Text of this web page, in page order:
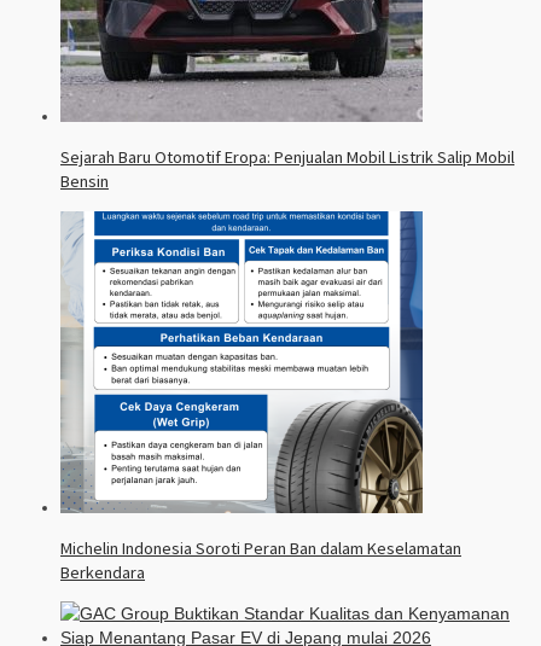
Sejarah Baru Otomotif Eropa: Penjualan Mobil Listrik Salip Mobil
Bensin
Michelin Indonesia Soroti Peran Ban dalam Keselamatan
Berkendara